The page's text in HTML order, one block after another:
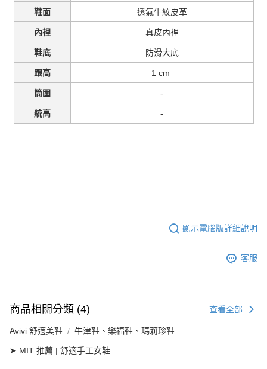
鞋面 透氣牛紋皮革
內裡 真皮內裡
鞋底 防滑大底
跟高 1 cm
筒圍 -
統高 -
顯示電腦版詳細說明
客服
商品相關分類 (4) 查看全部
Avivi 舒適美鞋 牛津鞋、樂福鞋、瑪莉珍鞋
➤ MIT 推薦 | 舒適手工女鞋